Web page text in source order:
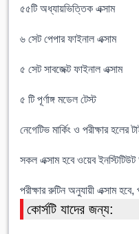
৫৫টি অধ্যায়ভিত্তিক এক্সাম
৬ সেট পেপার ফাইনাল এক্সাম
৫ সেট সাবজেক্ট ফাইনাল এক্সাম
৫ টি পূর্ণাঙ্গ মডেল টেস্ট
নেগেটিভ মার্কিং ও পরীক্ষার হলের
সকল এক্সাম হবে ওয়েব
পরীক্ষার রুটিন অনুযায়ী এক্সাম হবে,
কোর্সটি যাদের জন্য: